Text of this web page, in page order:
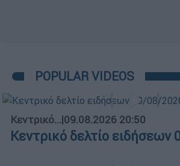
POPULAR VIDEOS
Κεντρικό...|09.08.2026 20:50
Κεντρικό δελτίο ειδήσεων